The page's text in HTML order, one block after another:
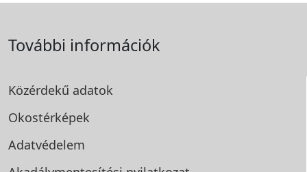
További információk
Közérdekű adatok
Okostérképek
Adatvédelem